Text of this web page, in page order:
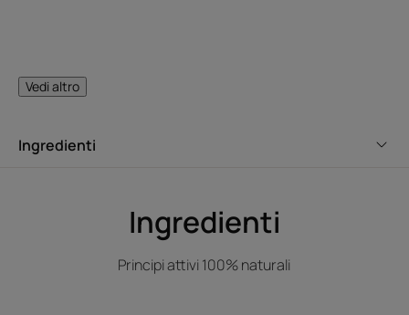
Vedi altro
Ingredienti
Ingredienti
Principi attivi 100% naturali